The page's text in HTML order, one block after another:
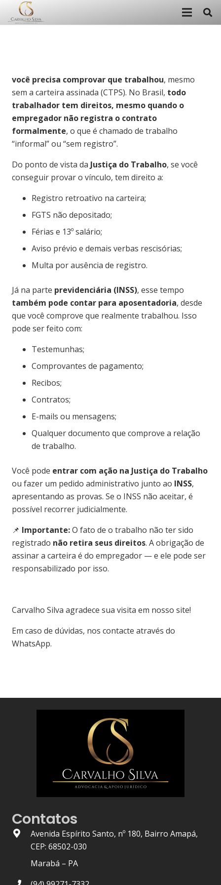
você precisa comprovar que trabalhou, mesmo
sem a carteira assinada (CTPS). No Brasil, todo
trabalhador tem direitos, mesmo quando o
empregador não registra o contrato
formalmente, o que é chamado de trabalho
“informal” ou “sem registro”.
Do ponto de vista da Justiça do Trabalho, se você
conseguir provar o vínculo, tem direito a:
Registro retroativo na carteira;
FGTS não depositado;
Férias e 13º salário;
Aviso prévio e demais verbas rescisórias;
Multa por ausência de registro.
Já na parte previdenciária (INSS), esse tempo
também pode contar para aposentadoria, desde
que você comprove que realmente trabalhou. Isso
pode ser feito com:
Testemunhas;
Comprovantes de pagamento;
Recibos;
Contratos;
E-mails ou mensagens;
Qualquer documento que comprove a relação
de trabalho.
Você pode entrar com ação na Justiça do Trabalho
ou fazer um pedido administrativo junto ao INSS,
apresentando as provas. Se o INSS não aceitar, é
possível recorrer judicialmente.
📌 Importante:O fato de o trabalho não ter sido
registrado não retira seus direitos. A obrigação de
assinar a carteira é do empregador — e ele pode ser
responsabilizado por isso.
Carvalho Silva agradece sua visita em nosso site!
Em caso de dúvidas, nos contacte através do
WhatsApp.
Contatos
Avenida Espírito Santo, nº 180, Bairro Amapá,
CEP: 68502-030
Marabá – PA